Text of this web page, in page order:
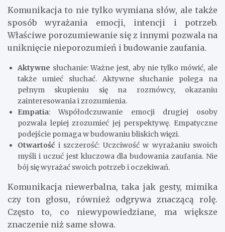
Komunikacja to nie tylko wymiana słów, ale także
sposób wyrażania emocji, intencji i potrzeb.
Właściwe porozumiewanie się z innymi pozwala na
uniknięcie nieporozumień i budowanie zaufania.
Aktywne słuchanie: Ważne jest, aby nie tylko mówić, ale
także umieć słuchać. Aktywne słuchanie polega na
pełnym skupieniu się na rozmówcy, okazaniu
zainteresowania i zrozumienia.
Empatia: Współodczuwanie emocji drugiej osoby
pozwala lepiej zrozumieć jej perspektywę. Empatyczne
podejście pomaga w budowaniu bliskich więzi.
Otwartość i szczerość: Uczciwość w wyrażaniu swoich
myśli i uczuć jest kluczowa dla budowania zaufania. Nie
bój się wyrażać swoich potrzeb i oczekiwań.
Komunikacja niewerbalna, taka jak gesty, mimika
czy ton głosu, również odgrywa znaczącą rolę.
Często to, co niewypowiedziane, ma większe
znaczenie niż same słowa.